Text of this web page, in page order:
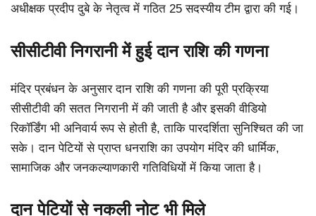
अधीक्षक प्रदीप दुबे के नेतृत्व में गठित 25 सदस्यीय टीम द्वारा की गई।
सीसीटीवी निगरानी में हुई दान राशि की गणना
मंदिर प्रबंधन के अनुसार दान राशि की गणना की पूरी प्रक्रिया
सीसीटीवी की सतत निगरानी में की जाती है और इसकी वीडियो
रिकॉर्डिंग भी अनिवार्य रूप से होती है, ताकि पारदर्शिता सुनिश्चित की जा
सके। दान पेटियों से प्राप्त धनराशि का उपयोग मंदिर की धार्मिक,
सामाजिक और जनकल्याणकारी गतिविधियों में किया जाता है।
दान पेटियों से नकली नोट भी मिले